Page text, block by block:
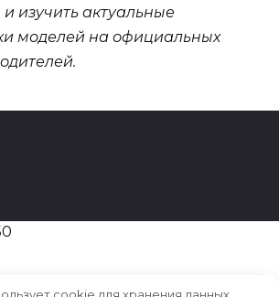
изучить актуальные
моделей на официальных